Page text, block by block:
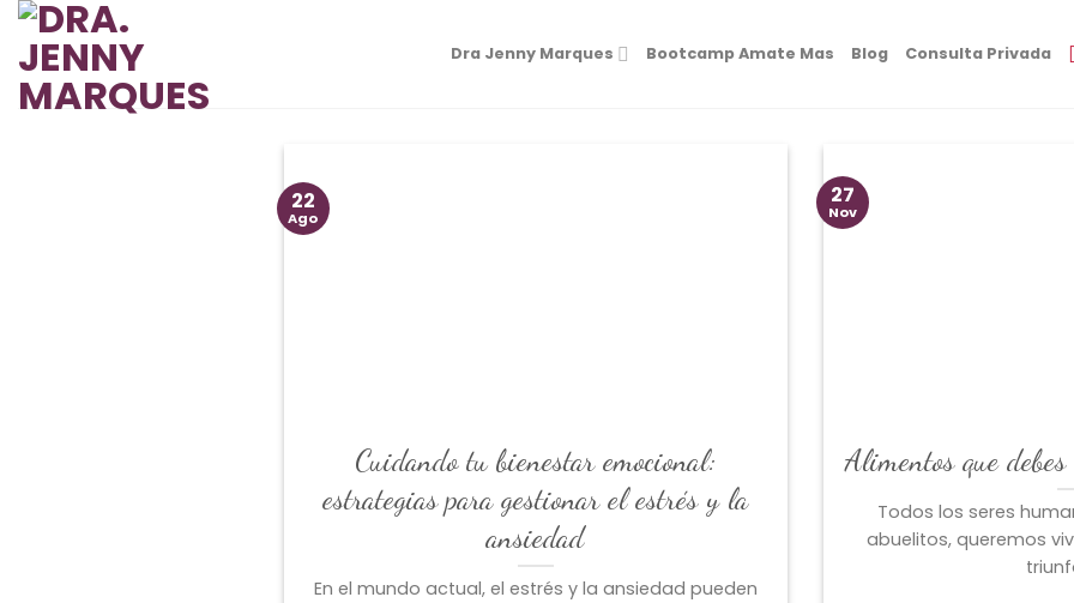
Skip
content
Dra Jenny Marques Bootcamp Amate Mas Blog Consulta Privada
Cuidando tu bienestar emocional:
estrategias para gestionar el estrés y la
ansiedad
En el mundo actual, el estrés y la ansiedad pueden
22
Ago
Alimentos que
Todos los seres
abuelitos, queremos
27
Nov